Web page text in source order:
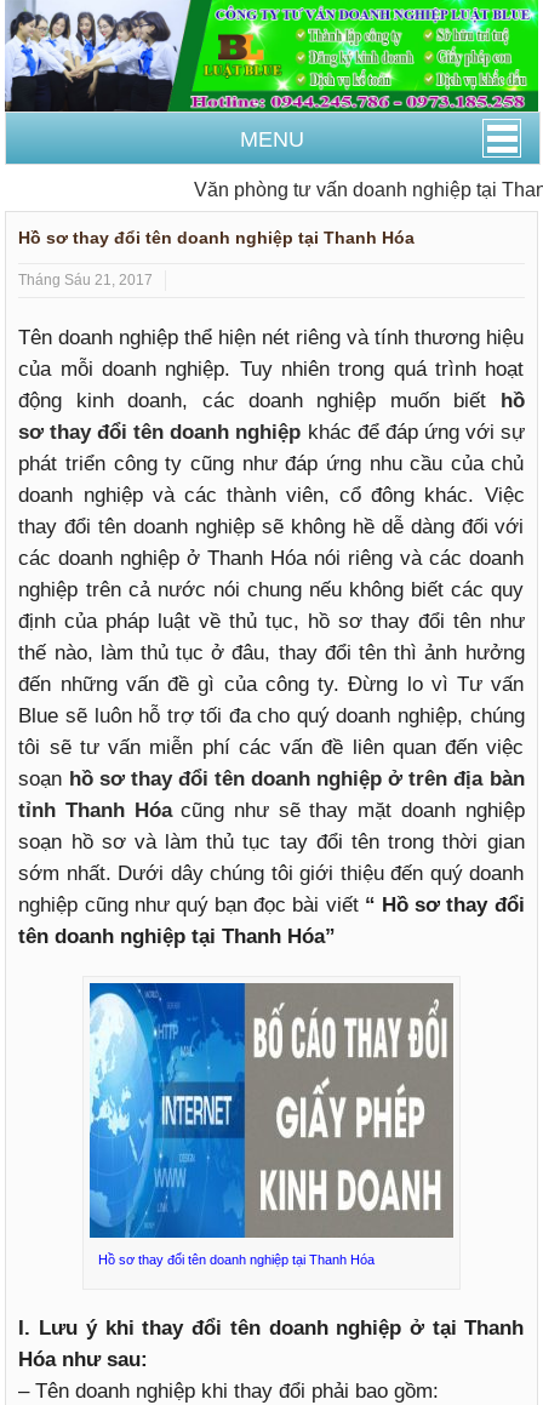
MENU
Văn phòng tư vấn doanh nghiệp tại
Hồ sơ thay đổi tên doanh nghiệp tại Thanh Hóa
Tháng Sáu 21, 2017
Tên doanh nghiệp thể hiện nét riêng và tính thương hiệu
của mỗi doanh nghiệp. Tuy nhiên trong quá trình hoạt
động kinh doanh, các doanh nghiệp muốn biết
hồ
sơ thay đổi tên doanh nghiệp khác để đáp ứng với sự
phát triển công ty cũng như đáp ứng nhu cầu của chủ
doanh nghiệp và các thành viên, cổ đông khác. Việc
thay đổi tên doanh nghiệp sẽ không hề dễ dàng đối với
các doanh nghiệp ở Thanh Hóa nói riêng và các doanh
nghiệp trên cả nước nói chung nếu không biết các quy
định của pháp luật về thủ tục, hồ sơ thay đổi tên như
thế nào, làm thủ tục ở đâu, thay đổi tên thì ảnh hưởng
đến những vấn đề gì của công ty. Đừng lo vì Tư vấn
Blue sẽ luôn hỗ trợ tối đa cho quý doanh nghiệp, chúng
tôi sẽ tư vấn miễn phí các vấn đề liên quan đến việc
soạn hồ sơ thay đổi tên doanh nghiệp ở trên địa bàn
tỉnh Thanh Hóacũng như sẽ thay mặt doanh nghiệp
soạn hồ sơ và làm thủ tục tay đổi tên trong thời gian
sớm nhất. Dưới dây chúng tôi giới thiệu đến quý doanh
nghiệp cũng như quý bạn đọc bài viết “ Hồ sơ thay đổi
tên doanh nghiệp tại Thanh Hóa”
Hồ sơ thay đổi tên doanh nghiệp tại Thanh Hóa
I. Lưu ý khi thay đổi tên doanh nghiệp ở tại Thanh
Hóa như sau:
– Tên doanh nghiệp khi thay đổi phải bao gồm: